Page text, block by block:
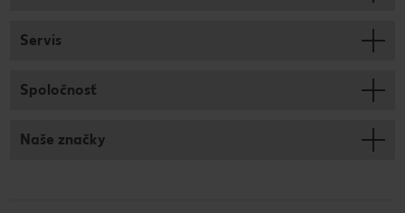
Servis
Spoločnosť
Naše značky